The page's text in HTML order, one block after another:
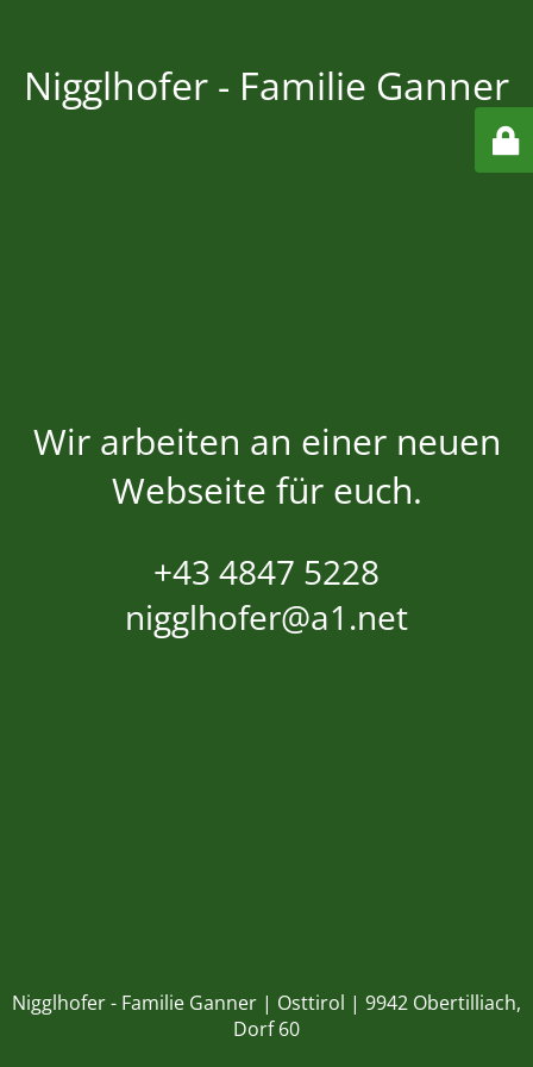
Nigglhofer - Familie Ganner
Wir arbeiten an einer neuen
Webseite für euch.
+43 4847 5228
nigglhofer@a1.net
Nigglhofer - Familie Ganner | Osttirol | 9942 Obertilliach,
Dorf 60